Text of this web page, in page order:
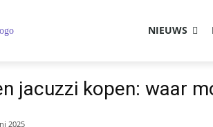
NIEUWS
jacuzzi kopen: waar
2025